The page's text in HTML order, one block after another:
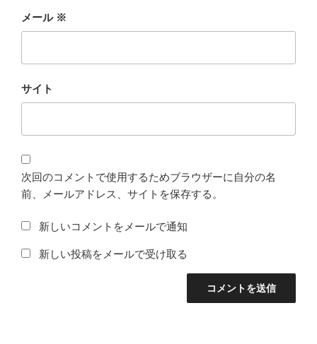
メール ※
サイト
次回のコメントで使用するためブラウザーに自分の名
前、メールアドレス、サイトを保存する。
新しいコメントをメールで通知
新しい投稿をメールで受け取る